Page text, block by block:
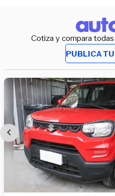
Cotiza y compara
PUBLICA